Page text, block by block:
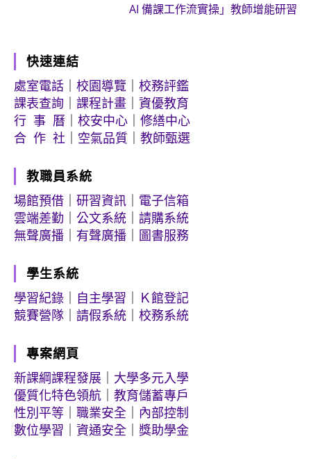
AI 備課工作流實操」教師增能研習
快速連結
處室電話
校園導覽
校務評鑑
課表查詢
課程計畫
資優教育
行 事 曆
校安中心
修繕中心
合 作 社
空氣品質 教師甄選
教職員系統
場館預借
研習資訊
電子信箱
雲端差勤
公文系統
請購系統
無聲廣播
有聲廣播 圖書服務
學生系統
學習紀錄
自主學習
Ｋ館登記
競賽營隊
請假系統 校務系統
專案網頁
新課綱課程發展
大學多元入學
優質化特色領航
教育儲蓄專戶
性別平等
職業安全
內部控制
數位學習
資通安全 獎助學金